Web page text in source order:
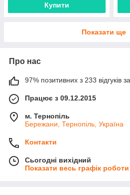
Купити
Показати ще
Про нас
97% позитивних з 233 відгуків
Працює з 09.12.2015
м. Тернопіль
Бережани, Тернопіль, Україна
Контакти
Сьогодні вихідний
Показати весь графік роботи